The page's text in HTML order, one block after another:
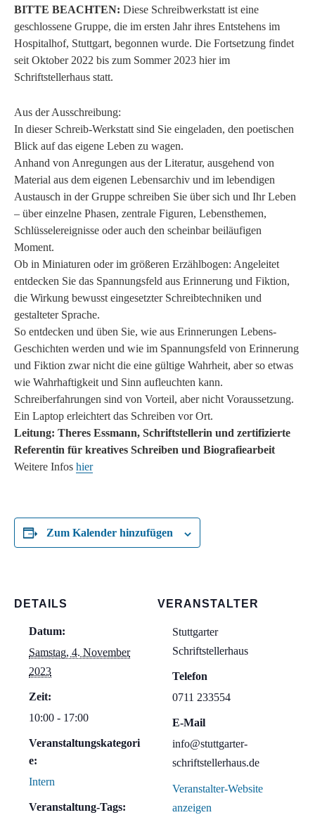
BITTE BEACHTEN: Diese Schreibwerkstatt ist eine
geschlossene Gruppe, die im ersten Jahr ihres Entstehens im
Hospitalhof, Stuttgart, begonnen wurde. Die Fortsetzung findet
seit Oktober 2022 bis zum Sommer 2023 hier im
Schriftstellerhaus statt.
Aus der Ausschreibung:
In dieser Schreib-Werkstatt sind Sie eingeladen, den poetischen
Blick auf das eigene Leben zu wagen.
Anhand von Anregungen aus der Literatur, ausgehend von
Material aus dem eigenen Lebensarchiv und im lebendigen
Austausch in der Gruppe schreiben Sie über sich und Ihr Leben
– über einzelne Phasen, zentrale Figuren, Lebensthemen,
Schlüsselereignisse oder auch den scheinbar beiläufigen
Moment.
Ob in Miniaturen oder im größeren Erzählbogen: Angeleitet
entdecken Sie das Spannungsfeld aus Erinnerung und Fiktion,
die Wirkung bewusst eingesetzter Schreibtechniken und
gestalteter Sprache.
So entdecken und üben Sie, wie aus Erinnerungen Lebens-
Geschichten werden und wie im Spannungsfeld von Erinnerung
und Fiktion zwar nicht die eine gültige Wahrheit, aber so etwas
wie Wahrhaftigkeit und Sinn aufleuchten kann.
Schreiberfahrungen sind von Vorteil, aber nicht Voraussetzung.
Ein Laptop erleichtert das Schreiben vor Ort.
Leitung: Theres Essmann, Schriftstellerin und zertifizierte
Referentin für kreatives Schreiben und Biografiearbeit
Weitere Infos hier
Zum Kalender hinzufügen
DETAILS
Datum:
Samstag, 4. November
2023
Zeit:
10:00 - 17:00
Veranstaltungskategori
e:
Intern
Veranstaltung-Tags:
VERANSTALTER
Stuttgarter
Schriftstellerhaus
Telefon
0711 233554
E-Mail
info@stuttgarter-
schriftstellerhaus.de
Veranstalter-Website
anzeigen